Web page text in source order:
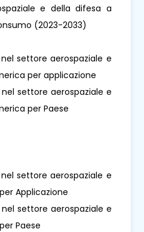
e della difesa a
(2023-2033)
nel settore aerospaziale e
per applicazione
nel settore aerospaziale e
per Paese
nel settore aerospaziale e
Applicazione
nel settore aerospaziale e
Paese